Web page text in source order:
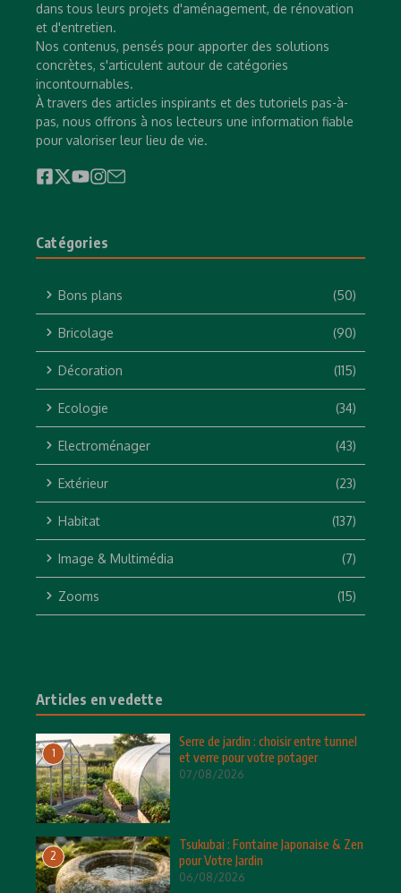
dans tous leurs projets d'aménagement, de rénovation
et d'entretien.
Nos contenus, pensés pour apporter des solutions
concrètes, s'articulent autour de catégories
incontournables.
À travers des articles inspirants et des tutoriels pas-à-
pas, nous offrons à nos lecteurs une information fiable
pour valoriser leur lieu de vie.
Catégories
Bons plans (50)
Bricolage (90)
Décoration (115)
Ecologie (34)
Electroménager (43)
Extérieur (23)
Habitat (137)
Image & Multimédia (7)
Zooms (15)
Articles en vedette
1
Serre de jardin : choisir entre tunnel
et verre pour votre potager
07/08/2026
2
Tsukubai : Fontaine Japonaise & Zen
pour Votre Jardin
06/08/2026